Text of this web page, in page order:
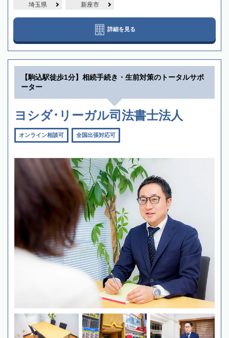
埼玉県 新座市
詳細を見る
【駒込駅徒歩1分】相続手続き・生前対策のトータルサポ
ーター
ヨシダ･リーガル司法書士法人
オンライン相談可 全国出張対応可